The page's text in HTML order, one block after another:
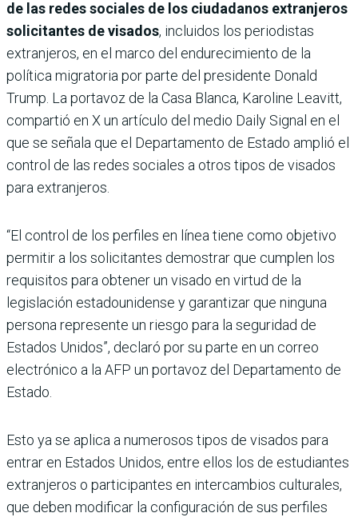
de las redes sociales de los ciudadanos extranjeros
solicitantes de visados, incluidos los periodistas
extranjeros, en el marco del endurecimiento de la
política migratoria por parte del presidente Donald
Trump. La portavoz de la Casa Blanca, Karoline Leavitt,
compartió en X un artículo del medio Daily Signal en el
que se señala que el Departamento de Estado amplió el
control de las redes sociales a otros tipos de visados
para extranjeros.
“El control de los perfiles en línea tiene como objetivo
permitir a los solicitantes demostrar que cumplen los
requisitos para obtener un visado en virtud de la
legislación estadounidense y garantizar que ninguna
persona represente un riesgo para la seguridad de
Estados Unidos”, declaró por su parte en un correo
electrónico a la AFP un portavoz del Departamento de
Estado.
Esto ya se aplica a numerosos tipos de visados para
entrar en Estados Unidos, entre ellos los de estudiantes
extranjeros o participantes en intercambios culturales,
que deben modificar la configuración de sus perfiles